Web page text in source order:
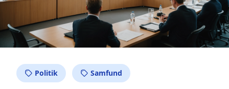
Politik Samfund